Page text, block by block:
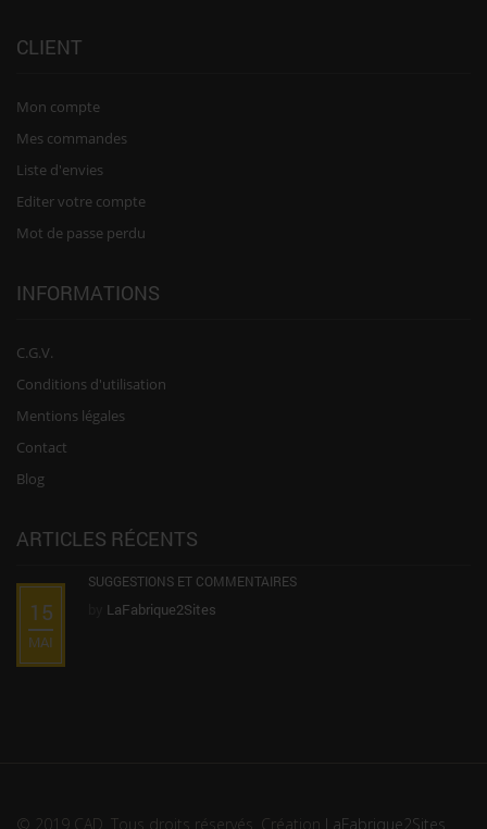
CLIENT
Mon compte
Mes commandes
Liste d'envies
Editer votre compte
Mot de passe perdu
INFORMATIONS
C.G.V.
Conditions d'utilisation
Mentions légales
Contact
Blog
ARTICLES RÉCENTS
15
MAI
SUGGESTIONS ET COMMENTAIRES
LaFabrique2Sites
© 2019 CAD. Tous droits réservés. Création LaFabrique2Sites